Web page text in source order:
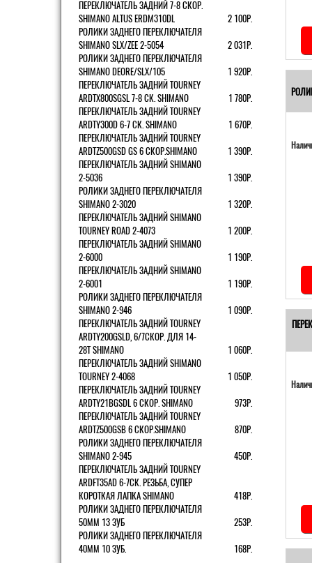
ПЕРЕКЛЮЧАТЕЛЬ ЗАДНИЙ 7-8 СКОР.
SHIMANO ALTUS ERDM310DL
2 100Р.
РОЛИКИ ЗАДНЕГО ПЕРЕКЛЮЧАТЕЛЯ
SHIMANO SLX/ZEE 2-5054
2 031Р.
РОЛИКИ ЗАДНЕГО ПЕРЕКЛЮЧАТЕЛЯ
SHIMANO DEORE/SLX/105
1 920Р.
ПЕРЕКЛЮЧАТЕЛЬ ЗАДНИЙ TOURNEY
ARDTX800SGSL 7-8 СК. SHIMANO
1 780Р.
ПЕРЕКЛЮЧАТЕЛЬ ЗАДНИЙ TOURNEY
ARDTY300D 6-7 СК. SHIMANO
1 670Р.
ПЕРЕКЛЮЧАТЕЛЬ ЗАДНИЙ TOURNEY
ARDTZ500GSD GS 6 СКОР.SHIMANO
1 390Р.
ПЕРЕКЛЮЧАТЕЛЬ ЗАДНИЙ SHIMANO
2-5036
1 390Р.
РОЛИКИ ЗАДНЕГО ПЕРЕКЛЮЧАТЕЛЯ
SHIMANO 2-3020
1 320Р.
ПЕРЕКЛЮЧАТЕЛЬ ЗАДНИЙ SHIMANO
TOURNEY ROAD 2-4073
1 200Р.
ПЕРЕКЛЮЧАТЕЛЬ ЗАДНИЙ SHIMANO
2-6000
1 190Р.
ПЕРЕКЛЮЧАТЕЛЬ ЗАДНИЙ SHIMANO
2-6001
1 190Р.
РОЛИКИ ЗАДНЕГО ПЕРЕКЛЮЧАТЕЛЯ
SHIMANO 2-946
1 090Р.
ПЕРЕКЛЮЧАТЕЛЬ ЗАДНИЙ TOURNEY
ARDTY200GSLD, 6/7СКОР. ДЛЯ 14-
28T SHIMANO
1 060Р.
ПЕРЕКЛЮЧАТЕЛЬ ЗАДНИЙ SHIMANO
TOURNEY 2-4068
1 050Р.
ПЕРЕКЛЮЧАТЕЛЬ ЗАДНИЙ TOURNEY
ARDTY21BGSDL 6 СКОР. SHIMANO
973Р.
ПЕРЕКЛЮЧАТЕЛЬ ЗАДНИЙ TOURNEY
ARDTZ500GSB 6 СКОР.SHIMANO
870Р.
РОЛИКИ ЗАДНЕГО ПЕРЕКЛЮЧАТЕЛЯ
SHIMANO 2-945
450Р.
ПЕРЕКЛЮЧАТЕЛЬ ЗАДНИЙ TOURNEY
ARDFT35AD 6-7СК. РЕЗЬБА, СУПЕР
КОРОТКАЯ ЛАПКА SHIMANO
418Р.
РОЛИКИ ЗАДНЕГО ПЕРЕКЛЮЧАТЕЛЯ
50ММ 13 ЗУБ
253Р.
РОЛИКИ ЗАДНЕГО ПЕРЕКЛЮЧАТЕЛЯ
40ММ 10 ЗУБ.
168Р.